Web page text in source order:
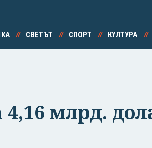
СВЕТЪТ СПОРТ КУЛТУРА
4,16 млрд.